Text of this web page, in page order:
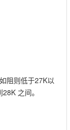
阻则低于27K以
之间。